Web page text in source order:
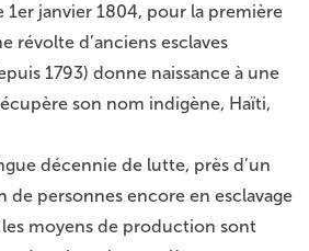
1er janvier 1804, pour la première
révolte d’anciens esclaves
1793) donne naissance à une
son nom indigène, Haïti,
décennie de lutte, près d’un
personnes encore en esclavage
moyens de production sont